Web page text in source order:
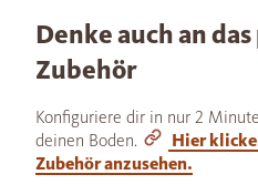
Denke auch an
Zubehör
Konfiguriere dir in nur 2
deinen Boden.
Hier
Zubehör anzusehen.